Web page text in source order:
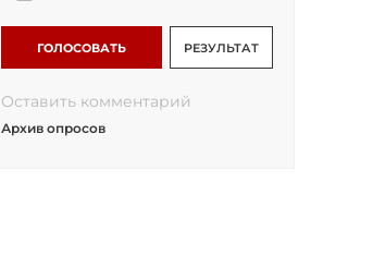
ГОЛОСОВАТЬ РЕЗУЛЬТАТ
Оставить комментарий
Архив опросов